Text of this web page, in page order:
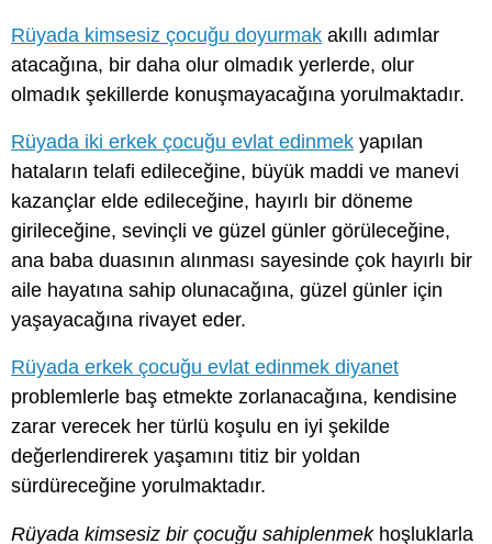
Rüyada kimsesiz çocuğu doyurmak akıllı adımlar
atacağına, bir daha olur olmadık yerlerde, olur
olmadık şekillerde konuşmayacağına yorulmaktadır.
Rüyada iki erkek çocuğu evlat edinmek yapılan
hataların telafi edileceğine, büyük maddi ve manevi
kazançlar elde edileceğine, hayırlı bir döneme
girileceğine, sevinçli ve güzel günler görüleceğine,
ana baba duasının alınması sayesinde çok hayırlı bir
aile hayatına sahip olunacağına, güzel günler için
yaşayacağına rivayet eder.
Rüyada erkek çocuğu evlat edinmek diyanet
problemlerle baş etmekte zorlanacağına, kendisine
zarar verecek her türlü koşulu en iyi şekilde
değerlendirerek yaşamını titiz bir yoldan
sürdüreceğine yorulmaktadır.
Rüyada kimsesiz bir çocuğu sahiplenmekhoşluklarla